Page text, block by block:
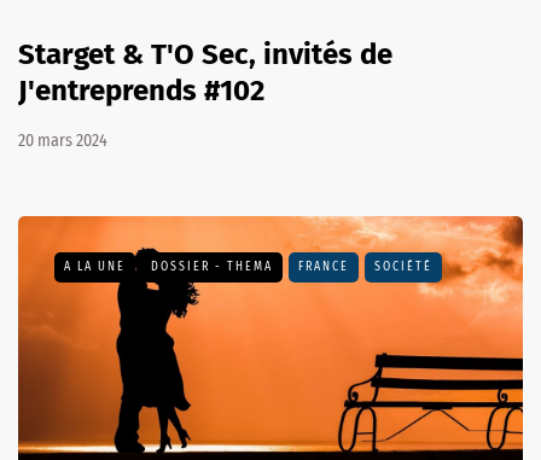
Starget & T'O Sec, invités de
J'entreprends #102
20 mars 2024
A LA UNE DOSSIER - THEMA FRANCE SOCIÉTÉ